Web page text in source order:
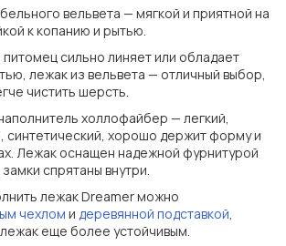
вельвета — мягкой и приятной на
к копанию и рытью.
питомец сильно линяет или обладает
лежак из вельвета — отличный выбор,
чистить шерсть.
холлофайбер — легкий,
синтетический, хорошо держит форму и
Лежак оснащен надежной фурнитурой
спрятаны внутри.
лежак Dreamer можно
чехлом и деревянной подставкой
еще более устойчивым.